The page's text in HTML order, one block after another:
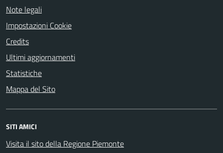
Note legali
Impostazioni Cookie
Credits
Ultimi aggiornamenti
Statistiche
Mappa del Sito
SITI AMICI
Visita il sito della Regione Piemonte